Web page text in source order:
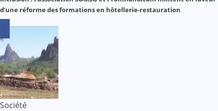
d’une réforme des formations en hôtellerie-restauration
Société